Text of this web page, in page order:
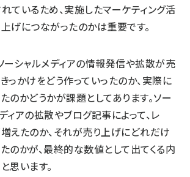
ているため、実施したマーケティング活
げにつながったのかは重要です。
ーシャルメディアの情報発信や拡散が売
っかけをどう作っていったのか、実際に
のかどうかが課題としてあります。ソー
ィアの拡散やブログ記事によって、レ
えたのか、それが売り上げにどれだけ
のかが、最終的な数値として出てくる内
思います。